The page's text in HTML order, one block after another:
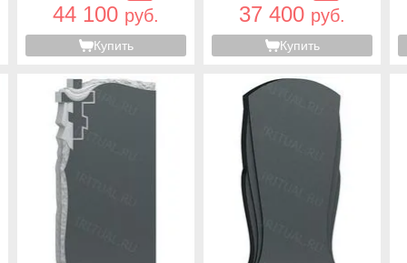
44 100 руб.
Купить
37 400 руб.
Купить